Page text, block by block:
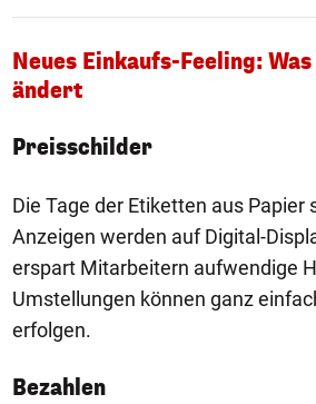
Neues Einkaufs-Feeling:
ändert
Preisschilder
Die Tage der Etiketten aus Papier
Anzeigen werden auf Digital-
erspart Mitarbeitern aufwendige
Umstellungen können ganz
erfolgen.
Bezahlen